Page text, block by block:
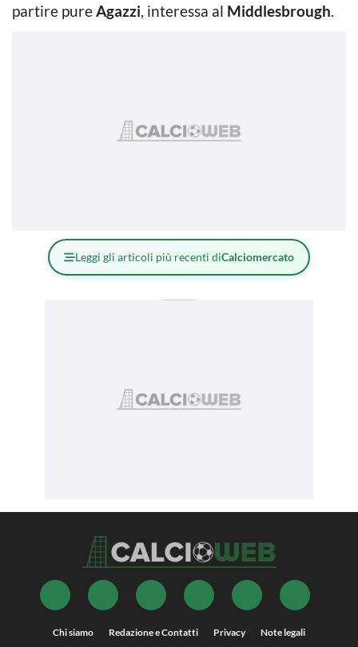
partire pureAgazzi, interessa al Middlesbrough.
Leggi gli articoli più recenti diCalciomercato
Chi siamo Redazione e Contatti Privacy Note legali